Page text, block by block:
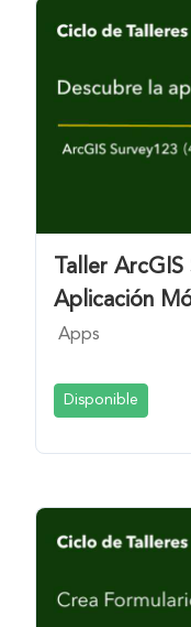
Taller
Aplicación
Apps
Disponible